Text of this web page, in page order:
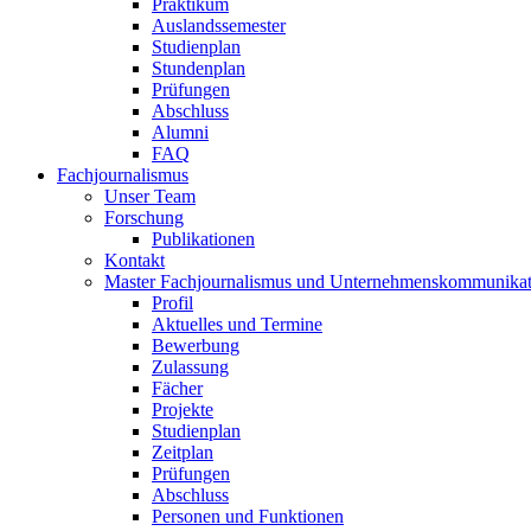
Praktikum
Auslandssemester
Studienplan
Stundenplan
Prüfungen
Abschluss
Alumni
FAQ
Fachjournalismus
Unser Team
Forschung
Publikationen
Kontakt
Master Fachjournalismus und
Profil
Aktuelles und Termine
Bewerbung
Zulassung
Fächer
Projekte
Studienplan
Zeitplan
Prüfungen
Abschluss
Personen und Funktionen